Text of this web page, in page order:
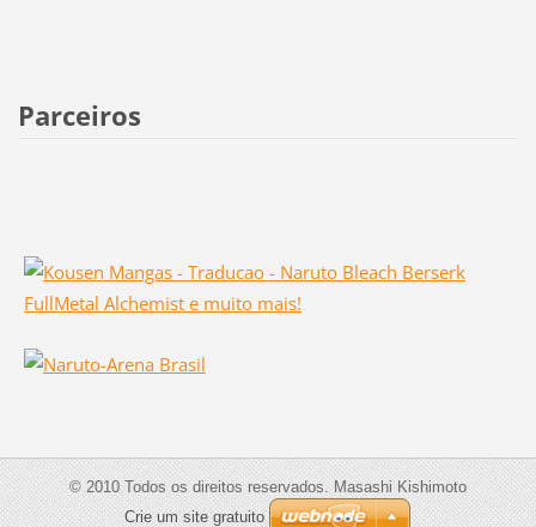
Parceiros
© 2010 Todos os direitos reservados. Masashi Kishimoto
Crie um site gratuito